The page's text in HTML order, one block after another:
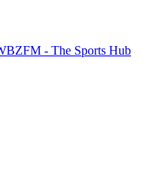
- The Sports Hub